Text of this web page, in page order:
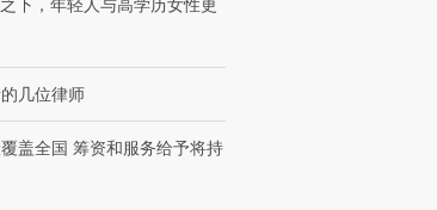
下，年轻人与高学历女性更
几位律师
盖全国 筹资和服务给予将持